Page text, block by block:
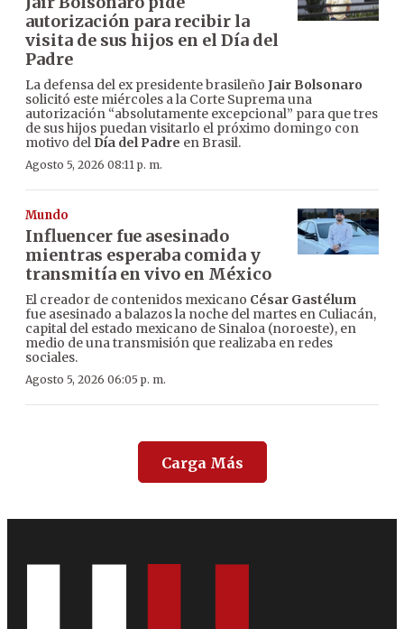
autorización para recibir la
visita de sus hijos en el Día del
Padre
La defensa del ex presidente brasileño Jair Bolsonaro
solicitó este miércoles a la Corte Suprema una
autorización “absolutamente excepcional” para que tres
de sus hijos puedan visitarlo el próximo domingo con
motivo del Día del Padre en Brasil.
Agosto 5, 2026 08:11 p. m.
Mundo
Influencer fue asesinado
mientras esperaba comida y
transmitía en vivo en México
El creador de contenidos mexicano César Gastélum
fue asesinado a balazos la noche del martes en Culiacán,
capital del estado mexicano de Sinaloa (noroeste), en
medio de una transmisión que realizaba en redes
sociales.
Agosto 5, 2026 06:05 p. m.
Carga Más